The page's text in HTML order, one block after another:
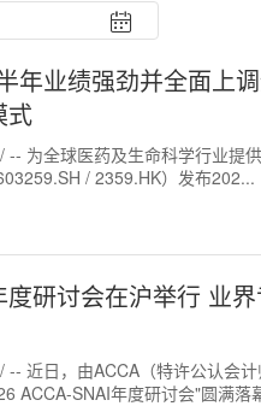
年业绩强劲并全面上
式
-- 为全球医药及生命科学行业
/ 2359.HK）发布202...
度研讨会在沪举行 业
-- 近日，由ACCA（特许公认会
ACCA-SNAI年度研讨会"圆满落